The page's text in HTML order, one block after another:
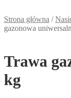
Strona główna /
gazonowa
Trawa
kg